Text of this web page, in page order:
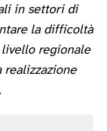
in settori di
la difficoltà
regionale